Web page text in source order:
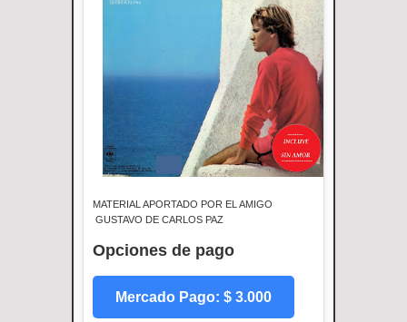
MATERIAL APORTADO POR EL AMIGO
GUSTAVO DE CARLOS PAZ
Opciones de pago
Mercado Pago: $ 3.000